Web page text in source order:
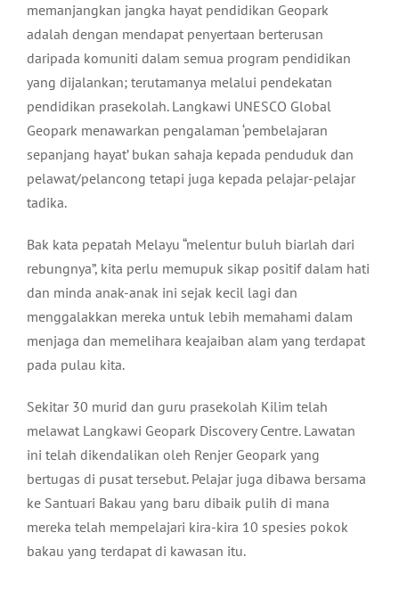
memanjangkan jangka hayat pendidikan Geopark
adalah dengan mendapat penyertaan berterusan
daripada komuniti dalam semua program pendidikan
yang dijalankan; terutamanya melalui pendekatan
pendidikan prasekolah. Langkawi UNESCO Global
Geopark menawarkan pengalaman ‘pembelajaran
sepanjang hayat’ bukan sahaja kepada penduduk dan
pelawat/pelancong tetapi juga kepada pelajar-pelajar
tadika.
Bak kata pepatah Melayu “melentur buluh biarlah dari
rebungnya”, kita perlu memupuk sikap positif dalam hati
dan minda anak-anak ini sejak kecil lagi dan
menggalakkan mereka untuk lebih memahami dalam
menjaga dan memelihara keajaiban alam yang terdapat
pada pulau kita.
Sekitar 30 murid dan guru prasekolah Kilim telah
melawat Langkawi Geopark Discovery Centre. Lawatan
ini telah dikendalikan oleh Renjer Geopark yang
bertugas di pusat tersebut. Pelajar juga dibawa bersama
ke Santuari Bakau yang baru dibaik pulih di mana
mereka telah mempelajari kira-kira 10 spesies pokok
bakau yang terdapat di kawasan itu.